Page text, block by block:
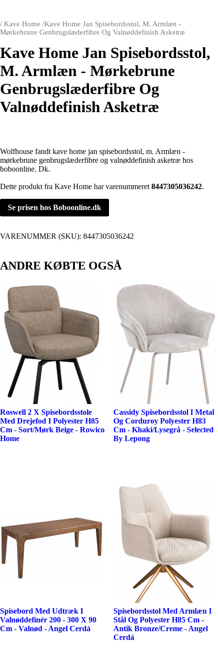
/ Kave Home /Kave Home Jan Spisebordsstol, M. Armlæn -
Mørkebrune Genbrugslæderfibre Og Valnøddefinish Asketræ
Kave Home Jan Spisebordsstol,
M. Armlæn - Mørkebrune
Genbrugslæderfibre Og
Valnøddefinish Asketræ
Wolfhouse fandt kave home jan spisebordsstol, m. Armlæn -
mørkebrune genbrugslæderfibre og valnøddefinish asketræ hos
boboonline. Dk.
Dette produkt fra Kave Home har varenummeret 8447305036242.
Se prisen hos Boboonline.dk
VARENUMMER (SKU): 8447305036242
ANDRE KØBTE OGSÅ
Roswell 2 X Spisebordsstole
Med Drejefod I Polyester H85
Cm - Sort/Mørk Beige - Rowico
Home
Cassidy Spisebordsstol I Metal
Og Corduroy Polyester H83
Cm - Khaki/Lysegrå - Selected
By Lepong
Spisebord Med Udtræk I
Valnøddefinér 200 - 300 X 90
Cm - Valnød - Angel Cerdá
Spisebordsstol Med Armlæn I
Stål Og Polyester H85 Cm -
Antik Bronze/Creme - Angel
Cerdá